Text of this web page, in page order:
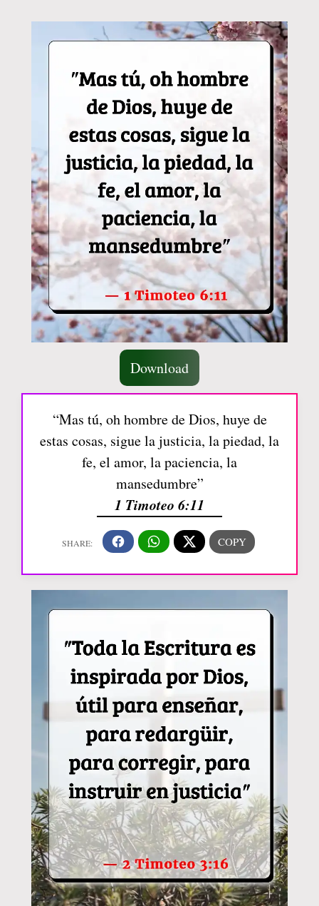
Download
“Mas tú, oh hombre de Dios, huye de
estas cosas, sigue la justicia, la piedad, la
fe, el amor, la paciencia, la
mansedumbre”
1 Timoteo 6:11